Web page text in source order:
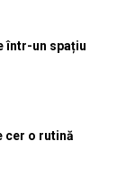
într-un spațiu
cer o rutină